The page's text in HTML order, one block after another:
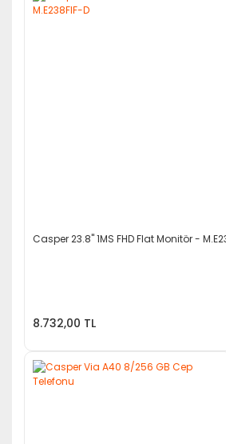
Casper 23.8'' 1MS FHD Flat Monitör -
8.732,00 TL